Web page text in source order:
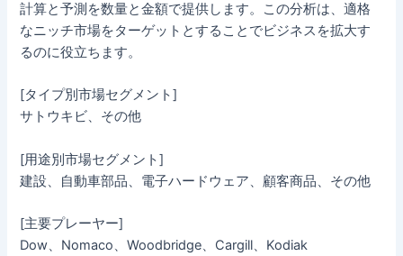
計算と予測を数量と金額で提供します。この分析は、適格
なニッチ市場をターゲットとすることでビジネスを拡大す
るのに役立ちます。
[タイプ別市場セグメント]
サトウキビ、その他
[用途別市場セグメント]
建設、自動車部品、電子ハードウェア、顧客商品、その他
[主要プレーヤー]
Dow、Nomaco、Woodbridge、Cargill、Kodiak